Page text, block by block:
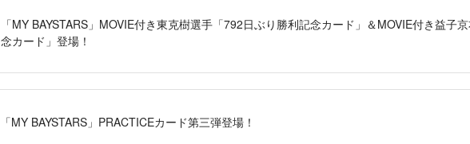
「MY BAYSTARS」MOVIE付き東克樹選手「792日ぶり勝利記念カード」＆MOVIE付き益子
念カード」登場！
「MY BAYSTARS」PRACTICEカード第三弾登場！